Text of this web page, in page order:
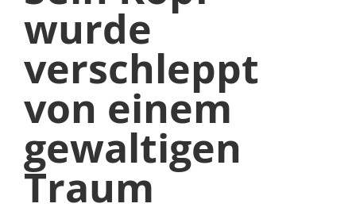
wurde
verschleppt
von einem
gewaltigen
Traum